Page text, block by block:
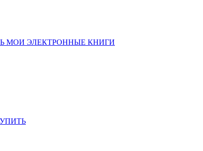
МОИ ЭЛЕКТРОННЫЕ КНИГИ